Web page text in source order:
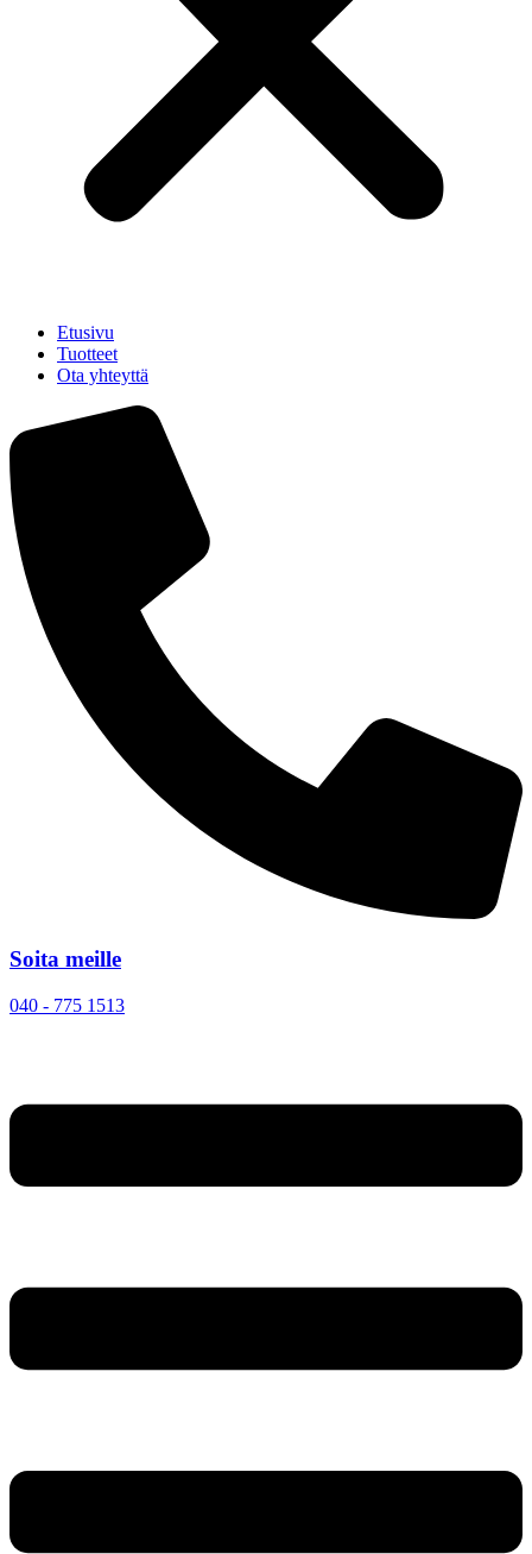
Etusivu
Tuotteet
Ota yhteyttä
Soita meille
040 - 775 1513